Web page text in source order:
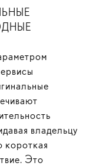
владельцу
короткая
Это